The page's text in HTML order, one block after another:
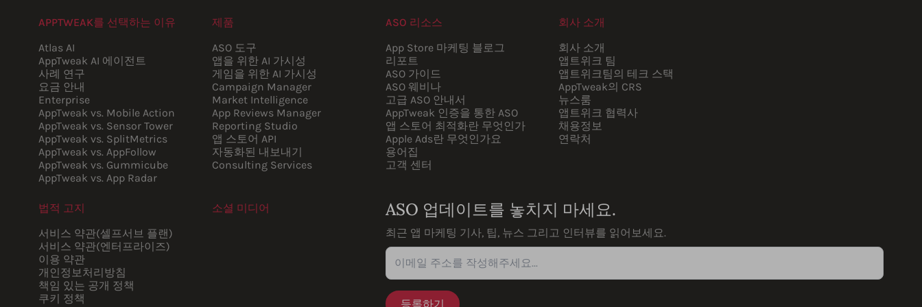
APPTWEAK를 선택하는 이유
Atlas AI
AppTweak AI 에이전트
사례 연구
요금 안내
Enterprise
AppTweak vs. Mobile Action
AppTweak vs. Sensor Tower
AppTweak vs. SplitMetrics
AppTweak vs. AppFollow
AppTweak vs. Gummicube
AppTweak vs. App Radar
제품
ASO 도구
앱을 위한 AI 가시성
게임을 위한 AI 가시성
Campaign Manager
Market Intelligence
App Reviews Manager
Reporting Studio
앱 스토어 API
자동화된 내보내기
Consulting Services
ASO 리소스
App Store 마케팅 블로그
리포트
ASO 가이드
ASO 웨비나
고급 ASO 안내서
AppTweak 인증을 통한 ASO
앱 스토어 최적화란 무엇인가
Apple Ads란 무엇인가요
용어집
고객 센터
회사 소개
회사 소개
앱트위크 팀
앱트위크팀의 테크 스택
AppTweak의 CRS
뉴스룸
앱트위크 협력사
채용정보
연락처
법적 고지
서비스 약관(셀프서브 플랜)
서비스 약관(엔터프라이즈)
이용 약관
개인정보처리방침
책임 있는 공개 정책
쿠키 정책
소셜 미디어
ASO 업데이트를 놓치지 마세요.
최근 앱 마케팅 기사, 팁, 뉴스 그리고 인터뷰를 읽어보세요.
이메일 주소를 작성해주세요...